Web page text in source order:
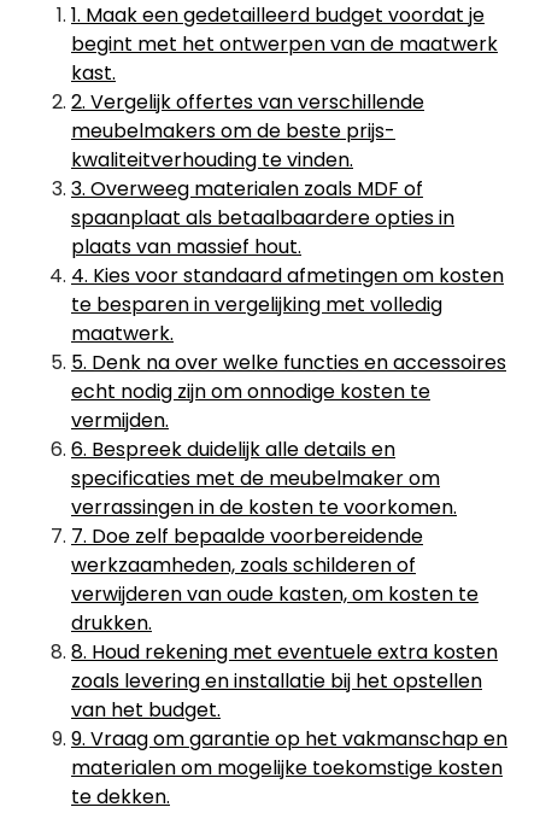
1. Maak een gedetailleerd budget voordat je
begint met het ontwerpen van de maatwerk
kast.
2. Vergelijk offertes van verschillende
meubelmakers om de beste prijs-
kwaliteitverhouding te vinden.
3. Overweeg materialen zoals MDF of
spaanplaat als betaalbaardere opties in
plaats van massief hout.
4. Kies voor standaard afmetingen om kosten
te besparen in vergelijking met volledig
maatwerk.
5. Denk na over welke functies en accessoires
echt nodig zijn om onnodige kosten te
vermijden.
6. Bespreek duidelijk alle details en
specificaties met de meubelmaker om
verrassingen in de kosten te voorkomen.
7. Doe zelf bepaalde voorbereidende
werkzaamheden, zoals schilderen of
verwijderen van oude kasten, om kosten te
drukken.
8. Houd rekening met eventuele extra kosten
zoals levering en installatie bij het opstellen
van het budget.
9. Vraag om garantie op het vakmanschap en
materialen om mogelijke toekomstige kosten
te dekken.